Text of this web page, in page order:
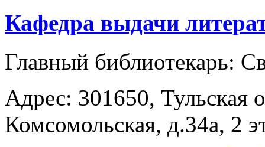
Кафедра выдачи
Главный библиотекарь:
Адрес: 301650, Тульская
Комсомольская, д.34а, 2